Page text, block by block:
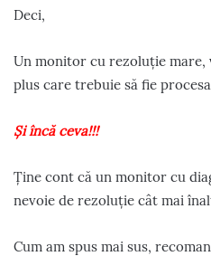
Deci,
Un monitor cu rezoluție mare,
plus care trebuie să fie
Și încă ceva!!!
Ține cont că un monitor cu
nevoie de rezoluție cât mai
Cum am spus mai sus,